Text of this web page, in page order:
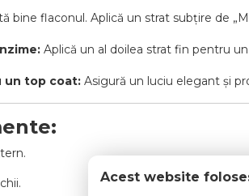
bine flaconul. Aplică un strat subțire de
Aplică un al doilea strat fin pentru
un top coat: Asigură un luciu elegant și
Acest website